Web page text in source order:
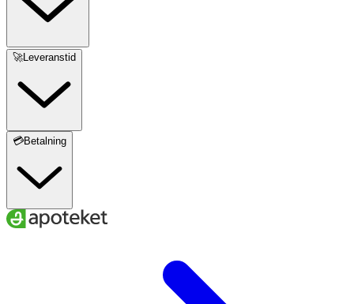
🚀Leveranstid
💳Betalning